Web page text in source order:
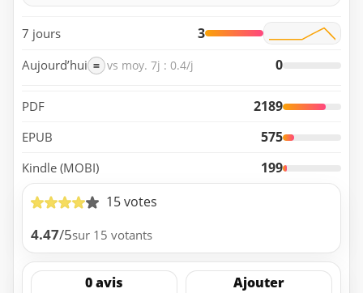
7 jours 3
Aujourd’hui = vs moy. 7j : 0.4/j 0
PDF 2189
EPUB 575
Kindle (MOBI)
199
15 votes
4.47/5sur 15 votants
0 avis Ajouter